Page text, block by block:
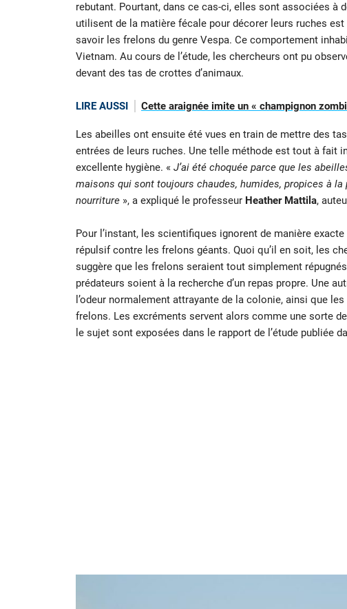
rebutant. Pourtant, dans ce cas-ci, elles sont associées à
utilisent de la matière fécale pour décorer leurs ruches
savoir les frelons du genre Vespa. Ce comportement
Vietnam. Au cours de l’étude, les chercheurs ont pu
devant des tas de crottes d’animaux.
LIRE AUSSI Cette araignée imite un « champignon
Les abeilles ont ensuite été vues en train de mettre des
entrées de leurs ruches. Une telle méthode est tout à fait
excellente hygiène. « J’ai été choquée parce que les
maisons qui sont toujours chaudes, humides, propices à
nourriture», a expliqué le professeur Heather Mattila,
Pour l’instant, les scientifiques ignorent de manière
répulsif contre les frelons géants. Quoi qu’il en soit, les
suggère que les frelons seraient tout simplement
prédateurs soient à la recherche d’un repas propre. Une
l’odeur normalement attrayante de la colonie, ainsi que
frelons. Les excréments servent alors comme une sorte
le sujet sont exposées dans le rapport de l’étude publiée